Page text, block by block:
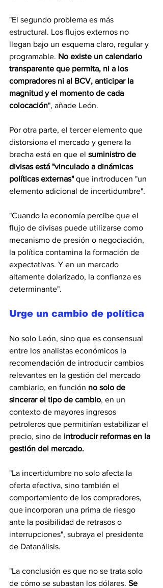
"El segundo problema es más
estructural. Los flujos externos no
llegan bajo un esquema claro, regular y
programable. No existe un calendario
transparente que permita, ni a los
compradores ni al BCV, anticipar la
magnitud y el momento de cada
colocación", añade León.
Por otra parte, el tercer elemento que
distorsiona el mercado y genera la
brecha está en que el suministro de
divisas está "vinculado a dinámicas
políticas externas" que inrtroducen "un
elemento adicional de incertidumbre".
"Cuando la economía percibe que el
flujo de divisas puede utilizarse como
mecanismo de presión o negociación,
la política contamina la formación de
expectativas. Y en un mercado
altamente dolarizado, la confianza es
determinante".
Urge un cambio de política
No solo León, sino que es consensual
entre los analistas económicos la
recomendación de introducir cambios
relevantes en la gestión del mercado
cambiario, en función no solo de
sincerar el tipo de cambio, en un
contexto de mayores ingresos
petroleros que permitirían estabilizar el
precio, sino de introducir reformas en la
gestión del mercado.
"La incertidumbre no solo afecta la
oferta efectiva, sino también el
comportamiento de los compradores,
que incorporan una prima de riesgo
ante la posibilidad de retrasos o
interrupciones", subraya el presidente
de Datanálisis.
"La conclusión es que no se trata solo
de cómo se subastan los dólares. Se